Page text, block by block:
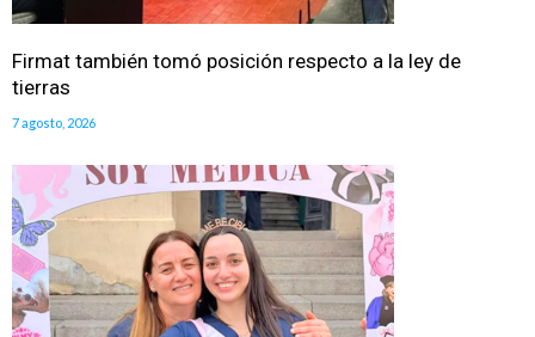
Firmat también tomó posición respecto a la ley de
tierras
7 agosto, 2026